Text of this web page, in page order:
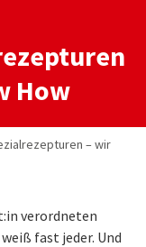
How
– wir
verordneten
fast jeder. Und